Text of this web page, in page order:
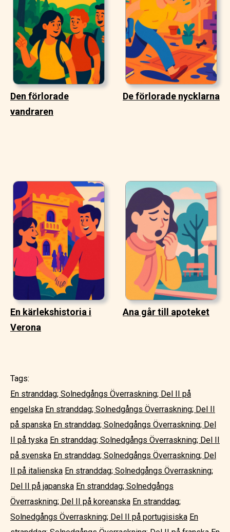
Den förlorade
vandraren
De förlorade nycklarna
En kärlekshistoria i
Verona
Ana går till apoteket
Tags:
En stranddag; Solnedgångs Överraskning; Del II på
engelska En stranddag; Solnedgångs Överraskning; Del II
på spanska En stranddag; Solnedgångs Överraskning; Del
II på tyska En stranddag; Solnedgångs Överraskning; Del II
på svenska En stranddag; Solnedgångs Överraskning; Del
II på italienska En stranddag; Solnedgångs Överraskning;
Del II på japanska En stranddag; Solnedgångs
Överraskning; Del II på koreanska En stranddag;
Solnedgångs Överraskning; Del II på portugisiska En